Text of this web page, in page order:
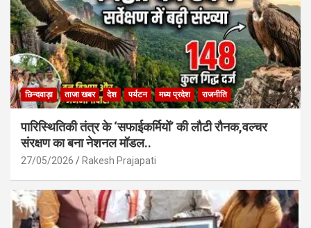
छिन्दवाड़ा ताजा खबर देश पर्यटन मध्य प्रदेश राजनीति
पारिस्थितिकी तंत्र के ‘सफाईकर्मियों’ की लौटी रौनक,वल्चर
संरक्षण का बना नेशनल मॉडल..
27/05/2026 Rakesh Prajapati